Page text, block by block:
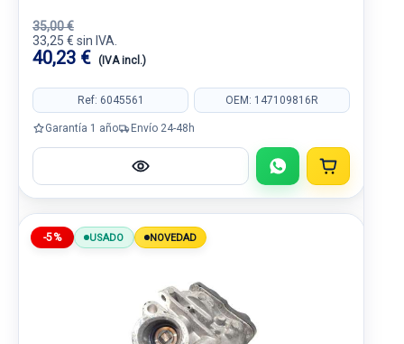
35,00 €
33,25 € sin IVA.
40,23 € (IVA incl.)
Ref: 6045561 OEM: 147109816R
Garantía 1 año Envío 24-48h
-5% USADO NOVEDAD